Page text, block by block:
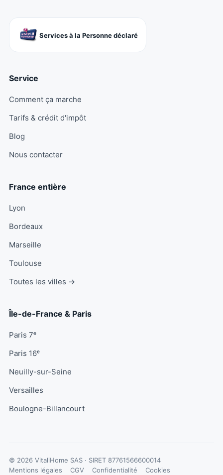
Services à la Personne déclaré
Service
Comment ça marche
Tarifs & crédit d'impôt
Blog
Nous contacter
France entière
Lyon
Bordeaux
Marseille
Toulouse
Toutes les villes →
Île-de-France & Paris
Paris 7ᵉ
Paris 16ᵉ
Neuilly-sur-Seine
Versailles
Boulogne-Billancourt
© 2026 VitaliHome SAS · SIRET 87761566600014
Mentions légales
CGV Confidentialité Cookies